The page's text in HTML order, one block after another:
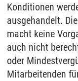
Konditionen
ausgehandelt.
macht keine
auch nicht
oder
Mitarbeitenden